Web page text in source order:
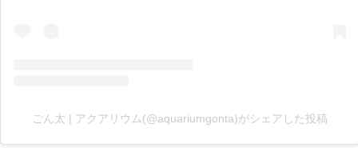
ごん太 | アクアリウム(@aquariumgonta)がシェアした投稿